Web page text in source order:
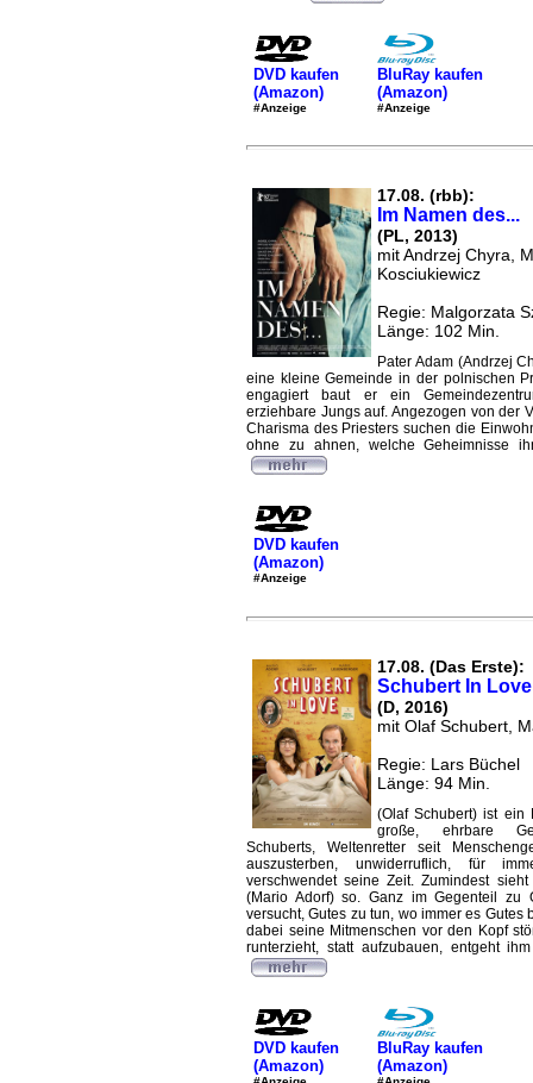
DVD kaufen
(Amazon)
#Anzeige
BluRay kaufen
(Amazon)
#Anzeige
17.08. (rbb):
Im Namen des...
(PL, 2013)
mit Andrzej Chyra,
Kosciukiewicz
Regie: Malgorzata
Länge: 102 Min.
Pater Adam (Andrzej
eine kleine Gemeinde in der polnischen
engagiert baut er ein
erziehbare Jungs auf. Angezogen von der
Charisma des Priesters suchen die
ohne zu ahnen, welche Geheimnisse
DVD kaufen
(Amazon)
#Anzeige
17.08. (Das Erste):
Schubert In Love
(D, 2016)
mit Olaf Schubert,
Regie: Lars Büchel
Länge: 94 Min.
(Olaf Schubert) ist ein
große, ehrbare
Schuberts, Weltenretter seit
auszusterben, unwiderruflich, für
verschwendet seine Zeit. Zumindest
(Mario Adorf) so. Ganz im Gegenteil zu
versucht, Gutes zu tun, wo immer es Gutes
dabei seine Mitmenschen vor den Kopf
runterzieht, statt aufzubauen, entgeht
DVD kaufen
(Amazon)
BluRay kaufen
(Amazon)